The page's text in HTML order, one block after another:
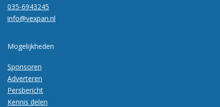
035-6943245
info@vexpan.nl
Mogelijkheden
Sponsoren
Adverteren
Persbericht
Kennis delen